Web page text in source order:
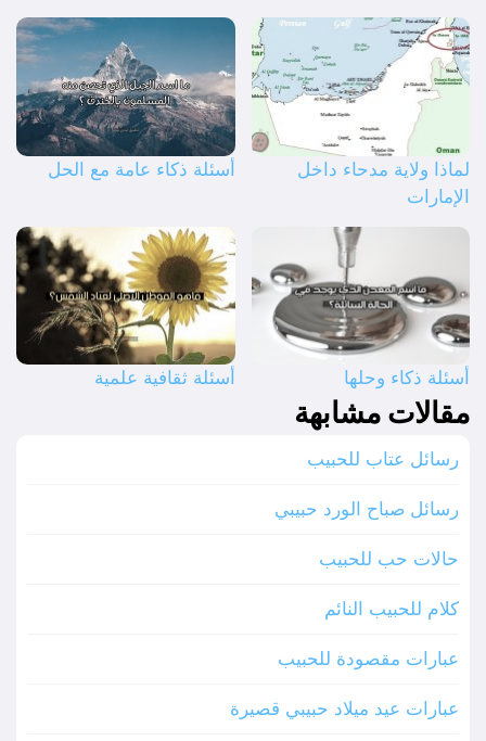
لماذا ولاية مدحاء داخل
الإمارات
أسئلة ذكاء عامة مع الحل
أسئلة ذكاء وحلها أسئلة ثقافية علمية
مقالات مشابهة
رسائل عتاب للحبيب
رسائل صباح الورد حبيبي
حالات حب للحبيب
كلام للحبيب النائم
عبارات مقصودة للحبيب
عبارات عيد ميلاد حبيبي قصيرة